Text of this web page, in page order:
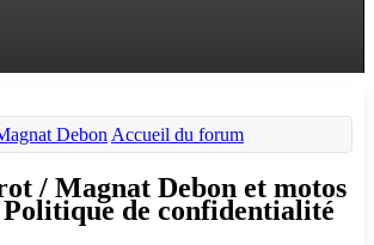
Debon Accueil du forum
/ Magnat Debon et motos
Politique de confidentialité